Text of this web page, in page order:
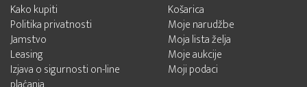
Kako kupiti
Politika privatnosti
Jamstvo
Leasing
Izjava o sigurnosti on-line
Košarica
Moje narudžbe
Moja lista želja
Moje aukcije
Moji podaci